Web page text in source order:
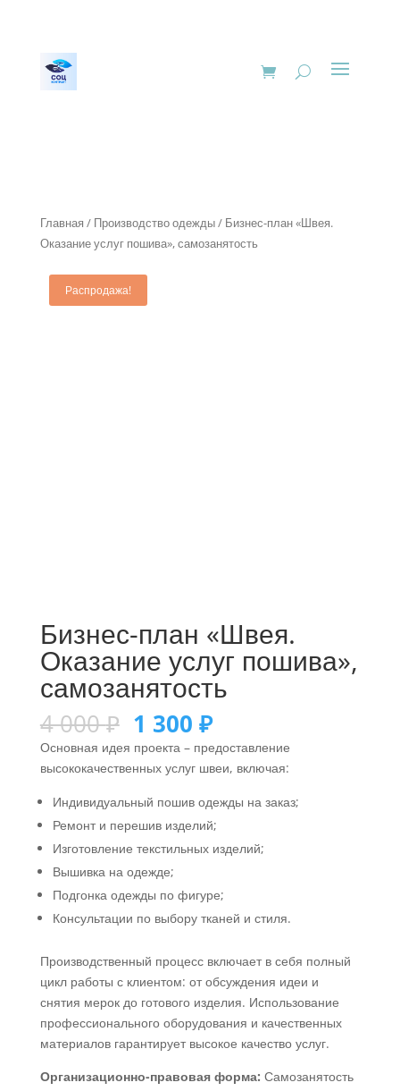
Главная / Производство одежды/ Бизнес-план «Швея.
Оказание услуг пошива», самозанятость
Распродажа!
Бизнес-план «Швея.
Оказание услуг пошива»,
самозанятость
4 000₽ 1 300 ₽
Основная идея проекта – предоставление
высококачественных услуг швеи, включая:
Индивидуальный пошив одежды на заказ;
Ремонт и перешив изделий;
Изготовление текстильных изделий;
Вышивка на одежде;
Подгонка одежды по фигуре;
Консультации по выбору тканей и стиля.
Производственный процесс включает в себя полный
цикл работы с клиентом: от обсуждения идеи и
снятия мерок до готового изделия. Использование
профессионального оборудования и качественных
материалов гарантирует высокое качество услуг.
Организационно-правовая форма: Самозанятость